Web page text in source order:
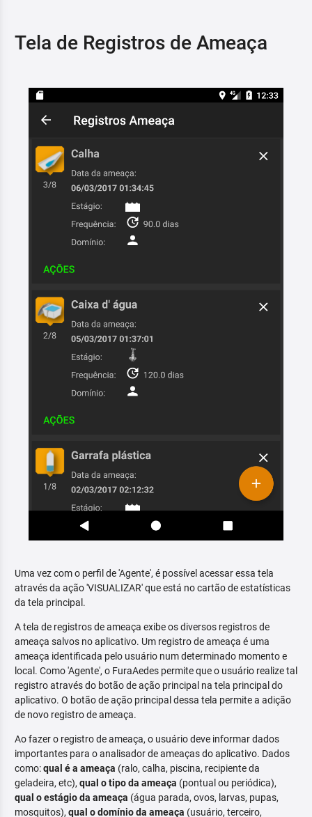
Tela de Registros de Ameaça
Uma vez com o perfil de 'Agente', é possível acessar essa tela
através da ação 'VISUALIZAR' que está no cartão de estatísticas
da tela principal.
A tela de registros de ameaça exibe os diversos registros de
ameaça salvos no aplicativo. Um registro de ameaça é uma
ameaça identificada pelo usuário num determinado momento e
local. Como 'Agente', o FuraAedes permite que o usuário realize tal
registro através do botão de ação principal na tela principal do
aplicativo. O botão de ação principal dessa tela permite a adição
de novo registro de ameaça.
Ao fazer o registro de ameaça, o usuário deve informar dados
importantes para o analisador de ameaças do aplicativo. Dados
como:qual é a ameaça (ralo, calha, piscina, recipiente da
geladeira, etc), qual o tipo da ameaça (pontual ou periódica),
qual o estágio da ameaça (água parada, ovos, larvas, pupas,
mosquitos), qual o domínio da ameaça (usuário, terceiro,